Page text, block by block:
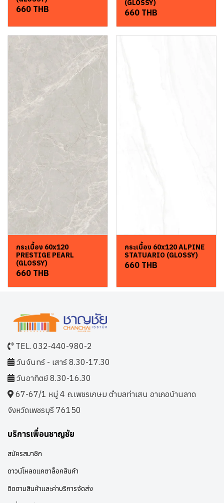
660 THB
(GLOSSY)
660 THB
กระเบื้อง 60x120
PRESTIGE PEARL
(GLOSSY)
660 THB
กระเบื้อง 60x120 ALPINE
STATUARIO (GLOSSY)
660 THB
TEL. 032-440-980-2
วันจันทร์ - เสาร์ 8.30-17.30
วันอาทิตย์ 8.30-16.30
67-67/1 หมู่ 4 ถ.เพชรเกษม ตำบลท่าเสน อาเภอบ้านลาด
จังหวัดเพชรบุรี 76150
บริการเพื่อนชาญชัย
สมัครสมาชิก
ดาวน์โหลดแคตาล็อกสินค้า
ติดตามสินค้าและค่าบริการจัดส่ง